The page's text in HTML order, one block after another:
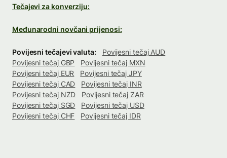
Tečajevi za konverziju:
Međunarodni novčani prijenosi:
Povijesni tečajevi valuta:
Povijesni tečaj AUD
Povijesni tečaj GBP
Povijesni tečaj MXN
Povijesni tečaj EUR
Povijesni tečaj JPY
Povijesni tečaj CAD
Povijesni tečaj INR
Povijesni tečaj NZD
Povijesni tečaj ZAR
Povijesni tečaj SGD
Povijesni tečaj USD
Povijesni tečaj CHF
Povijesni tečaj IDR